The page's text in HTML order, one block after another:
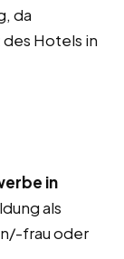
da
Hotels in
in
als
frau oder